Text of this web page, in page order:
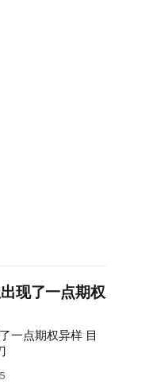
现了一点期权
点期权异样 目